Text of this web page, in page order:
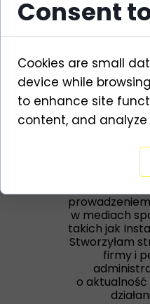
w mediach
takich jak
Stworzyłam
firmy i
o
Consent
Cookies are small
device while
to enhance site
content, and